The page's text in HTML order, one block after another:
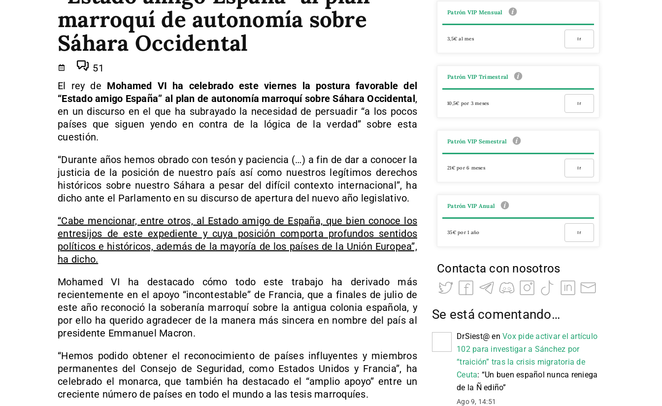
marroquí de autonomía sobre
Sáhara Occidental
51
El rey de Mohamed VI ha celebrado este viernes la postura favorable del
“Estado amigo España” al plan de autonomía marroquí sobre Sáhara Occidental,
en un discurso en el que ha subrayado la necesidad de persuadir “a los pocos
países que siguen yendo en contra de la lógica de la verdad” sobre esta
cuestión.
“Durante años hemos obrado con tesón y paciencia (…) a fin de dar a conocer la
justicia de la posición de nuestro país así como nuestros legítimos derechos
históricos sobre nuestro Sáhara a pesar del difícil contexto internacional”, ha
dicho ante el Parlamento en su discurso de apertura del nuevo año legislativo.
“Cabe mencionar, entre otros, al Estado amigo de España, que bien conoce los
entresijos de este expediente y cuya posición comporta profundos sentidos
políticos e históricos, además de la mayoría de los países de la Unión Europea”,
ha dicho.
Mohamed VI ha destacado cómo todo este trabajo ha derivado más
recientemente en el apoyo “incontestable” de Francia, que a finales de julio de
este año reconoció la soberanía marroquí sobre la antigua colonia española, y
por ello ha querido agradecer de la manera más sincera en nombre del país al
presidente Emmanuel Macron.
“Hemos podido obtener el reconocimiento de países influyentes y miembros
permanentes del Consejo de Seguridad, como Estados Unidos y Francia”, ha
celebrado el monarca, que también ha destacado el “amplio apoyo” entre un
creciente número de países en todo el mundo a las tesis marroquíes.
Patrón VIP Mensual
3,5€ al mes Ir
Patrón VIP Trimestral
10,5€ por 3 meses Ir
Patrón VIP Semestral
21€ por 6 meses Ir
Patrón VIP Anual
35€ por 1 año Ir
Contacta con nosotros
Se está comentando…
DrSiest@ en Vox pide activar el artículo
102 para investigar a Sánchez por
“traición” tras la crisis migratoria de
Ceuta: “Un buen español nunca reniega
de la Ñ ediño”
Ago 9, 14:51